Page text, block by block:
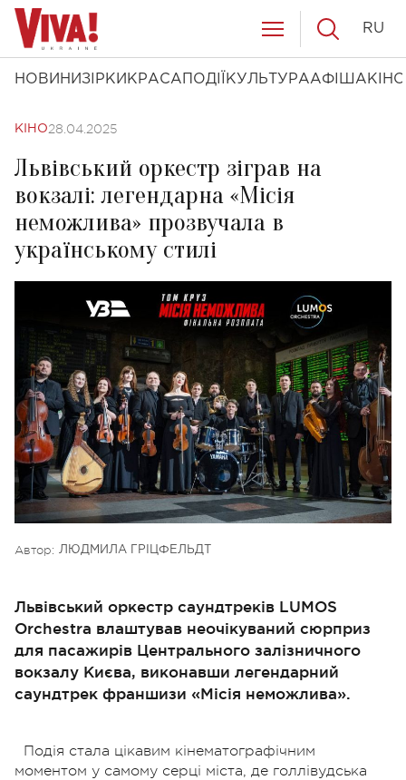
НОВИНИ ЗІРКИ КРАСА ПОДІЇ КУЛЬТУРААФІША КІНО
RU
КІНО28.04.2025
Львівський оркестр зіграв на
вокзалі: легендарна «Місія
неможлива» прозвучала в
українському стилі
Автор: ЛЮДМИЛА ГРІЦФЕЛЬДТ
Львівський оркестр саундтреків LUMOS
Orchestra влаштував неочікуваний сюрприз
для пасажирів Центрального залізничного
вокзалу Києва, виконавши легендарний
саундтрек франшизи «Місія неможлива».
Подія стала цікавим кінематографічним
моментом у самому серці міста, де голлівудська